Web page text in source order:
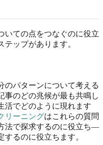
いての点をつなぐのに役立
ップがあります。
のパターンについて考える
事のどの兆候が最も共鳴し
活でどのように現れます
リーニングはこれらの質問
法で探求するのに役立ち—
るのに役立ちます。